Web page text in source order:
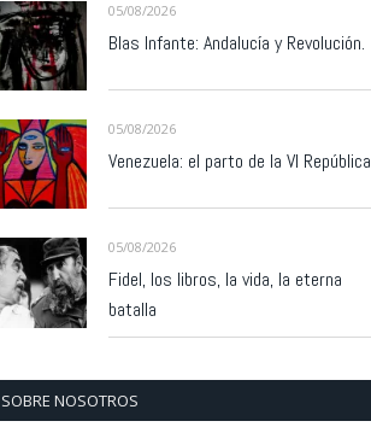
05/08/2026
Blas Infante: Andalucía y Revolución.
05/08/2026
Venezuela: el parto de la VI República
05/08/2026
Fidel, los libros, la vida, la eterna
batalla
SOBRE NOSOTROS